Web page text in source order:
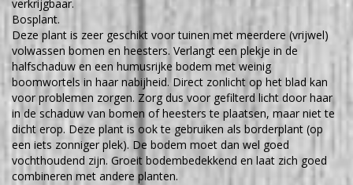
verkrijgbaar.
Bosplant.
Deze plant is zeer geschikt voor tuinen met meerdere (vrijwel)
volwassen bomen en heesters. Verlangt een plekje in de
halfschaduw en een humusrijke bodem met weinig
boomwortels in haar nabijheid. Direct zonlicht op het blad kan
voor problemen zorgen. Zorg dus voor gefilterd licht door haar
in de schaduw van bomen of heesters te plaatsen, maar niet te
dicht erop. Deze plant is ook te gebruiken als borderplant (op
een iets zonniger plek). De bodem moet dan wel goed
vochthoudend zijn. Groeit bodembedekkend en laat zich goed
combineren met andere planten.